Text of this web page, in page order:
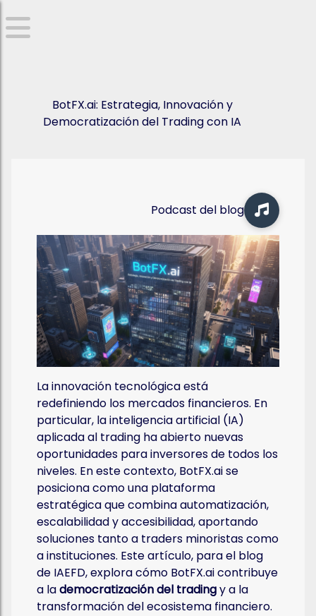
BotFX.ai: Estrategia, Innovación y
Democratización del Trading con IA
Podcast del blog
La innovación tecnológica está
redefiniendo los mercados financieros. En
particular, la inteligencia artificial (IA)
aplicada al trading ha abierto nuevas
oportunidades para inversores de todos los
niveles. En este contexto, BotFX.ai se
posiciona como una plataforma
estratégica que combina automatización,
escalabilidad y accesibilidad, aportando
soluciones tanto a traders minoristas como
a instituciones. Este artículo, para el blog
de IAEFD, explora cómo BotFX.ai contribuye
a lademocratización del tradingy a la
transformación del ecosistema financiero.